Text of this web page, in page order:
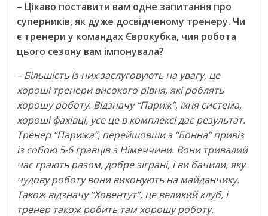
– Цікаво поставити вам одне запитання про
суперників, як дуже досвідченому тренеру. Чи
є тренери у командах Єврокубка, чия робота
цього сезону вам імпонувала?
– Більшість із них заслуговують на увагу, це
хороші тренери високого рівня, які роблять
хорошу роботу. Відзначу “Париж”, їхня система,
хороші фахівці, усе це в комплексі дає результат.
Тренер “Парижа”, перейшовши з “Бонна” привіз
із собою 5-6 гравців з Німеччини. Вони тривалий
час грають разом, добре зіграні, і ви бачили, яку
чудову роботу вони виконують на майданчику.
Також відзначу “Ховентут”, це великий клуб, і
тренер також робить там хорошу роботу.